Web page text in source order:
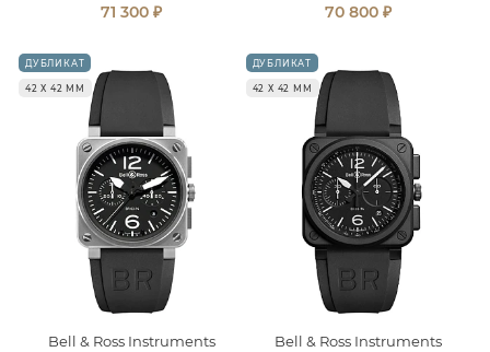
71 300 ₽ 70 800 ₽
ДУБЛИКАТ
42 Х 42 ММ
Bell & Ross Instruments
ДУБЛИКАТ
42 Х 42 ММ
Bell & Ross Instruments